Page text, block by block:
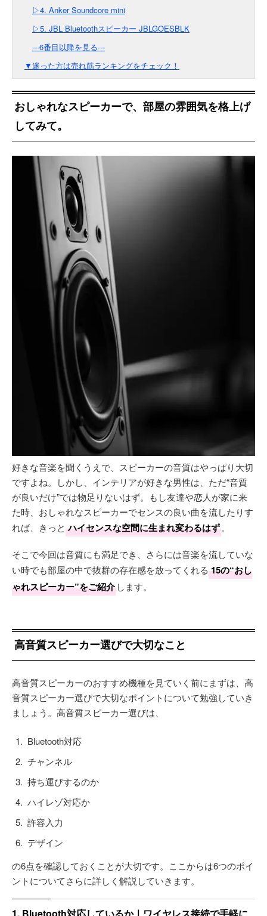
▷4. Anker Soundcore mini
▷5. JBL Bluetoothスピーカー JBLGOESBLK
---6番目以降を見る---
▼迷った方は売れ筋ランキングをチェック！
おしゃれなスピーカーで、部屋の雰囲気を格上げ
してみて。
好きな音楽を聞くうえで、スピーカーの音質はやっぱり大切
ですよね。しかし、インテリアが好きな男性は、ただ“音質
が良いだけ”では物足りないはず。もし友達や恋人が家に来
た時、おしゃれなスピーカーでセンスの良い曲を流したりす
れば、きっと ハイセンスな空間に生まれ変わるはず。
そこで今回は音質にも満足でき、さらには音楽を流していな
い時でも部屋の中で抜群の存在感を放ってくれる 15の“おし
ゃれスピーカー”をご紹介 します。
高音質スピーカー選びで大切なこと
高音質スピーカーのおすすめ機種を見ていく前にまずは、高
音質スピーカー選びで大切なポイントについて勉強していき
ましょう。高音質スピーカー選びは、
Bluetooth対応
チャンネル
持ち運びするのか
ハイレゾ対応か
許容入力
デザイン
の6点を確認しておくことが大切です。ここからは6つのポイ
ントについてさらに詳しく解説していきます。